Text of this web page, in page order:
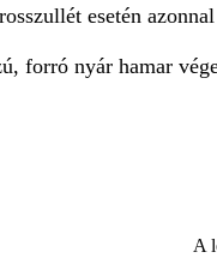
esetén
forró nyár hamar
A